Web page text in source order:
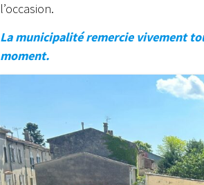
l’occasion.
La municipalité remercie vivement
moment.